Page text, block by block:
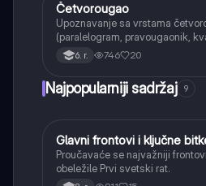
Matematika
Četvorougao
Upoznavanje sa vrstama
(paralelogram, pravougaonik,
njihovim osnovnim svojstvima.
6. r. 746 20
Najpopularniji sadržaj 9
Istorija
Glavni frontovi i ključne
Proučavaće se najvažniji
obeležile Prvi svetski rat.